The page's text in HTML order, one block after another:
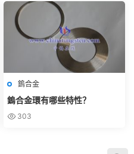
鎢合金
鎢合金環有哪些特性？
303